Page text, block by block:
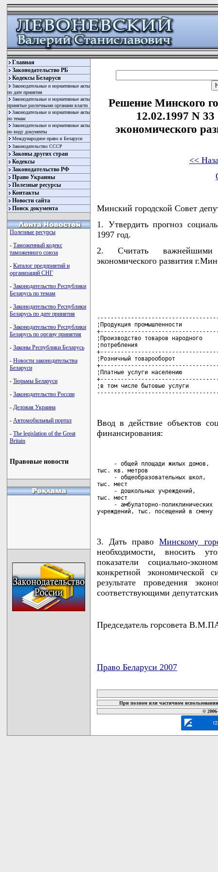
Главная
Законодательство РБ
Кодексы Беларуси
Законодательные и нормативные акты
по дате принятия
Законодательные и нормативные акты
принятые различными органами власти
Законодательные и нормативные акты
по темам
Законодательные и нормативные акты
по виду документы
Международное право в Беларуси
Законодательство СССР
Законы других стран
Кодексы
Законодательство РФ
Право Украины
Полезные ресурсы
Контакты
Новости сайта
Поиск документа
Полезные ресурсы
- Таможенный кодекс
таможенного союза
- Каталог предприятий и
организаций СНГ
- Законодательство Республики
Беларусь по темам
- Законодательство Республики
Беларусь по дате принятия
- Законодательство Республики
Беларусь по органу принятия
- Законы Республики Беларусь
- Новости законодательства
Беларуси
- Тюрьмы Беларуси
- Законодательство России
- Деловая Украина
- Автомобильный портал
- The legislation of the Great
Britain
Правовые новости
Решение Минского
12.02.1997 N
экономического
<<
Минский городской Совет
1. Утвердить прогноз
1997 год.
2. Считать важнейшими
экономического развития
¦Продукция промышленности
¦Производство товаров
¦потребления
¦Розничный товарооборот
¦Платные услуги населению
¦в том числе бытовые
Ввод в действие объектов
финансирования:
     - общей площади жилых домов,
тыс. кв. метров
     - общеобразовательных школ,
тыс. мест
     - дошкольных учреждений,
тыс. мест
     - амбулаторно-поликлинических
учреждений, тыс. посещений в
3. Дать правоМинскому
необходимости, вносить
показатели социально-
конкретной экономической
результате проведения
соответствующими
Председатель горсовета
Право Беларуси 2007
При полном или частичном
©